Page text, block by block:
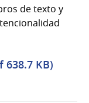
de texto y
KB)